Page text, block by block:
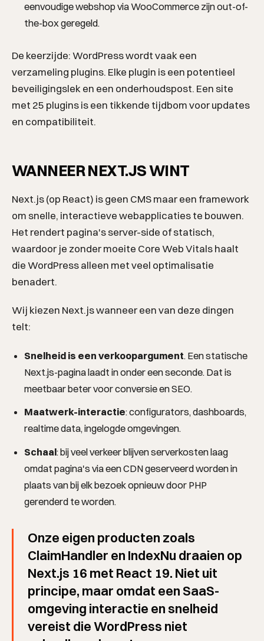
eenvoudige webshop via WooCommerce zijn out-of-
the-box geregeld.
De keerzijde: WordPress wordt vaak een
verzameling plugins. Elke plugin is een potentieel
beveiligingslek en een onderhoudspost. Een site
met 25 plugins is een tikkende tijdbom voor updates
en compatibiliteit.
WANNEER NEXT.JS WINT
Next.js (op React) is geen CMS maar een framework
om snelle, interactieve webapplicaties te bouwen.
Het rendert pagina's server-side of statisch,
waardoor je zonder moeite Core Web Vitals haalt
die WordPress alleen met veel optimalisatie
benadert.
Wij kiezen Next.js wanneer een van deze dingen
telt:
Snelheid is een verkoopargument. Een statische
Next.js-pagina laadt in onder een seconde. Dat is
meetbaar beter voor conversie en SEO.
Maatwerk-interactie: configurators, dashboards,
realtime data, ingelogde omgevingen.
Schaal: bij veel verkeer blijven serverkosten laag
omdat pagina's via een CDN geserveerd worden in
plaats van bij elk bezoek opnieuw door PHP
gerenderd te worden.
Onze eigen producten zoals
ClaimHandler en IndexNu draaien op
Next.js 16 met React 19. Niet uit
principe, maar omdat een SaaS-
omgeving interactie en snelheid
vereist die WordPress niet